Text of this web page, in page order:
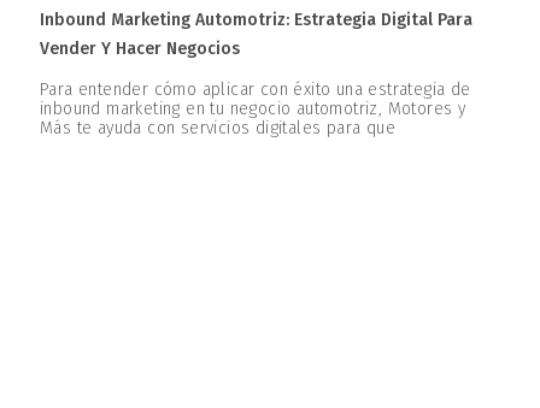
Inbound Marketing Automotriz: Estrategia Digital Para
Vender Y Hacer Negocios
Para entender cómo aplicar con éxito una estrategia de
inbound marketing en tu negocio automotriz, Motores y
Más te ayuda con servicios digitales para que